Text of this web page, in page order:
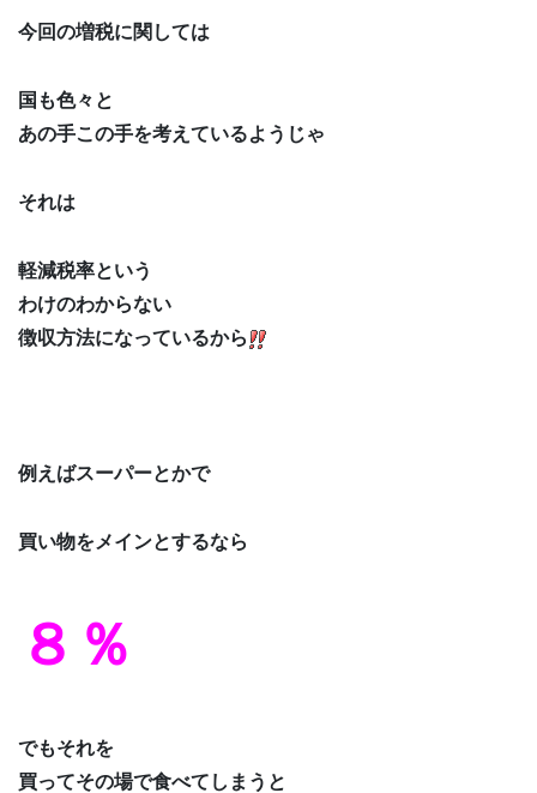
今回の増税に関しては
国も色々と
あの手この手を考えているようじゃ
それは
軽減税率という
わけのわからない
徴収方法になっているから
例えばスーパーとかで
買い物をメインとするなら
８％
でもそれを
買ってその場で食べてしまうと